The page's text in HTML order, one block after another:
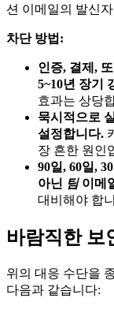
션 이메일의 발신
차단 방법:
인증, 결제,
5~10년 장기
효과는 상당
묵시적으로
설정합니다.
장 흔한 원인
90일, 60일,
아닌 팀이메
대비해야 합
바람직한 보
위의 대응 수단을
다음과 같습니다: